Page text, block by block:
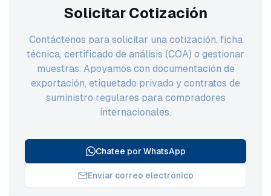
Solicitar Cotización
Contáctenos para solicitar una cotización, ficha
técnica, certificado de análisis (COA) o gestionar
muestras. Apoyamos con documentación de
exportación, etiquetado privado y contratos de
suministro regulares para compradores
internacionales.
Chatee por WhatsApp
Enviar correo electrónico